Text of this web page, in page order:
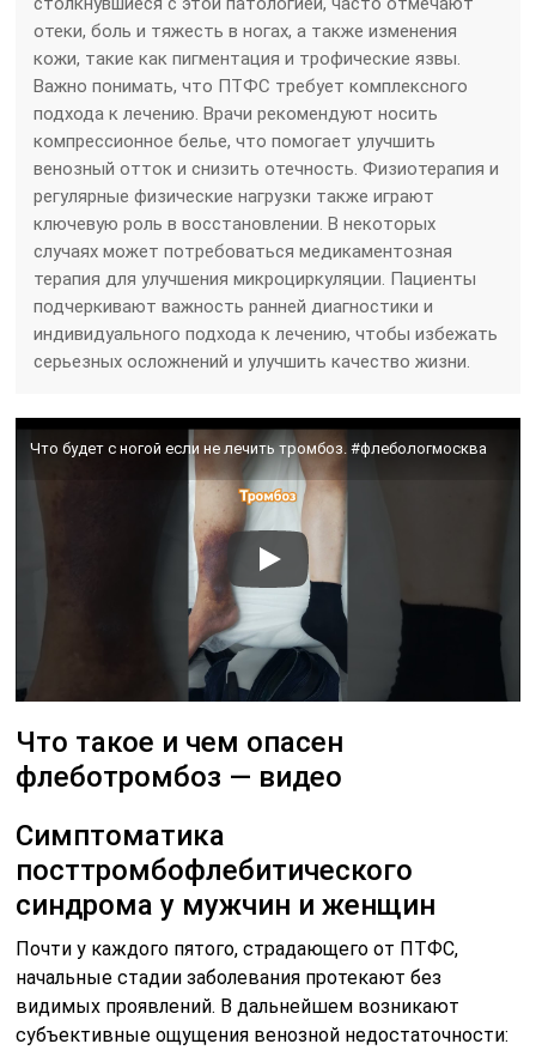
отеки, боль и тяжесть в ногах, а также изменения
кожи, такие как пигментация и трофические язвы.
Важно понимать, что ПТФС требует комплексного
подхода к лечению. Врачи рекомендуют носить
компрессионное белье, что помогает улучшить
венозный отток и снизить отечность. Физиотерапия и
регулярные физические нагрузки также играют
ключевую роль в восстановлении. В некоторых
случаях может потребоваться медикаментозная
терапия для улучшения микроциркуляции. Пациенты
подчеркивают важность ранней диагностики и
индивидуального подхода к лечению, чтобы избежать
серьезных осложнений и улучшить качество жизни.
Что будет с ногой если не лечить тромбоз. #флебологмосква
Что такое и чем опасен
флеботромбоз — видео
Симптоматика
посттромбофлебитического
синдрома у мужчин и женщин
Почти у каждого пятого, страдающего от ПТФС,
начальные стадии заболевания протекают без
видимых проявлений. В дальнейшем возникают
субъективные ощущения венозной недостаточности: